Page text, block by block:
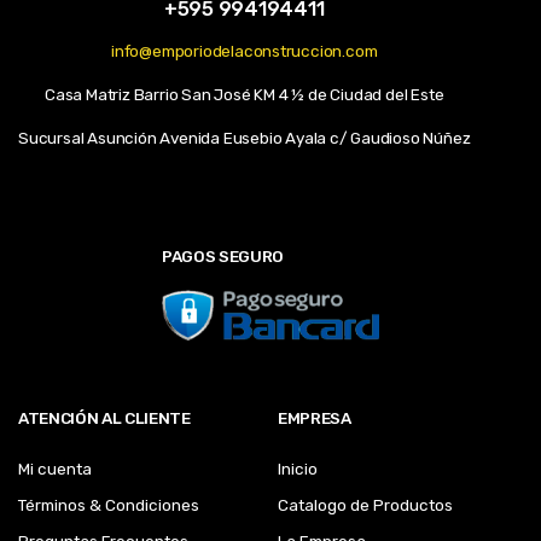
+595 994194411
info@emporiodelaconstruccion.com
Casa Matriz Barrio San José KM 4 ½ de Ciudad del Este
Sucursal Asunción Avenida Eusebio Ayala c/ Gaudioso Núñez
PAGOS SEGURO
ATENCIÓN AL CLIENTE
Mi cuenta
Términos & Condiciones
EMPRESA
Inicio
Catalogo de Productos